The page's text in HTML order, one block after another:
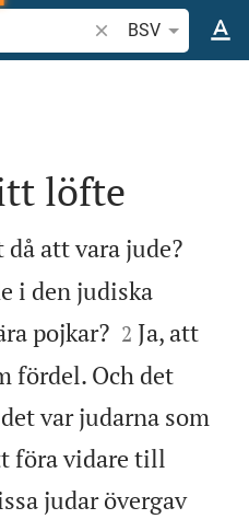
Sök bibelvers eller
BSV
löfte
att vara jude?
i den judiska
pojkar?
2 Ja, att
fördel. Och det
var judarna som
föra vidare till
judar övergav